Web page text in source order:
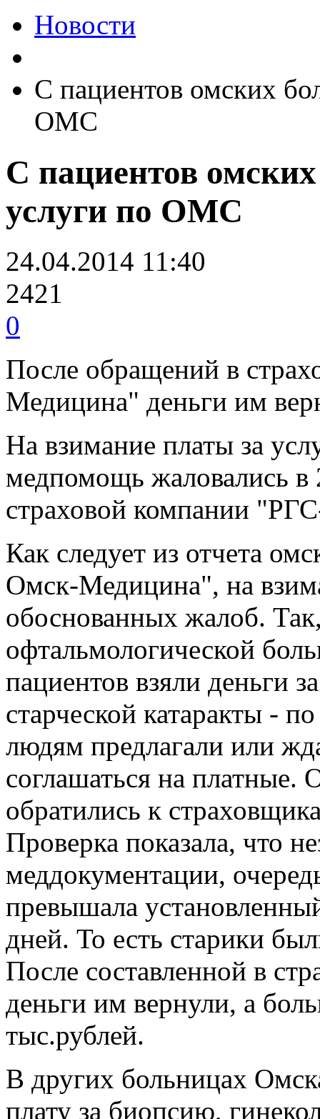
Новости
С пациентов омских
ОМС
С пациентов
услуги по ОМС
24.04.2014 11:40
2421
0
После обращений в
Медицина" деньги им
На взимание платы за
медпомощь жаловались в
страховой компании
Как следует из отчета
Омск-Медицина", на
обоснованных жалоб.
офтальмологической
пациентов взяли деньги
старческой катаракты -
людям предлагали или
соглашаться на платные.
обратились к
Проверка показала, что
меддокументации,
превышала
дней. То есть старики
После составленной в
деньги им вернули, а
тыс.рублей.
В других больницах
плату за биопсию,